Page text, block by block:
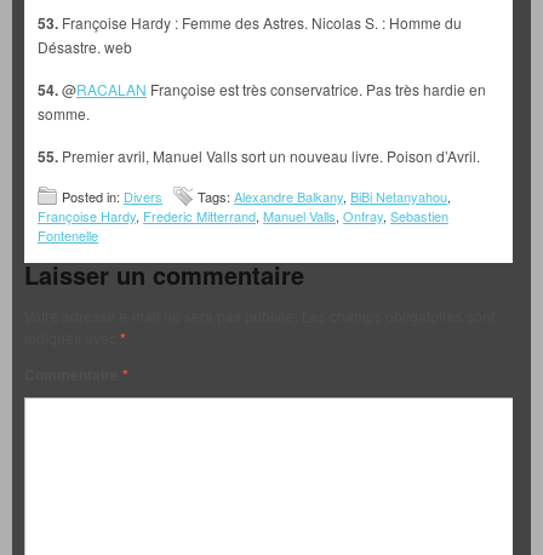
53. Françoise Hardy : Femme des Astres. Nicolas S. : Homme du
Désastre. web
54.@RACALAN Françoise est très conservatrice. Pas très hardie en
somme.
55. Premier avril, Manuel Valls sort un nouveau livre. Poison d’Avril.
Posted in: Divers Tags: Alexandre Balkany, BiBi Netanyahou,
Françoise Hardy, Frederic Mitterrand, Manuel Valls, Onfray, Sebastien
Fontenelle
Laisser un commentaire
*
*